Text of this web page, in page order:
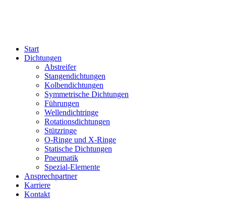
Start
Dichtungen
Abstreifer
Stangendichtungen
Kolbendichtungen
Symmetrische Dichtungen
Führungen
Wellendichtringe
Rotationsdichtungen
Stützringe
O-Ringe und X-Ringe
Statische Dichtungen
Pneumatik
Spezial-Elemente
Ansprechpartner
Karriere
Kontakt